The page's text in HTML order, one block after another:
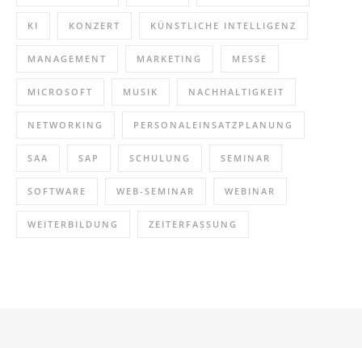
KI KONZERT KÜNSTLICHE INTELLIGENZ
MANAGEMENT MARKETING MESSE
MICROSOFT MUSIK NACHHALTIGKEIT
NETWORKING PERSONALEINSATZPLANUNG
SAA SAP SCHULUNG SEMINAR
SOFTWARE WEB-SEMINAR WEBINAR
WEITERBILDUNG ZEITERFASSUNG